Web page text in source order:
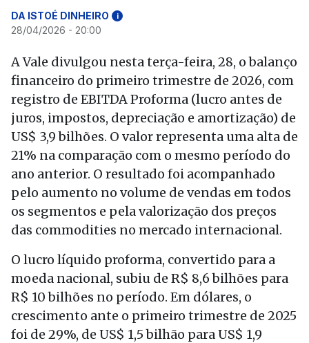
DA ISTOÉ DINHEIRO i
28/04/2026 - 20:00
A Vale divulgou nesta terça-feira, 28, o balanço
financeiro do primeiro trimestre de 2026, com
registro de EBITDA Proforma (lucro antes de
juros, impostos, depreciação e amortização) de
US$ 3,9 bilhões. O valor representa uma alta de
21% na comparação com o mesmo período do
ano anterior. O resultado foi acompanhado
pelo aumento no volume de vendas em todos
os segmentos e pela valorização dos preços
das commodities no mercado internacional.
O lucro líquido proforma, convertido para a
moeda nacional, subiu de R$ 8,6 bilhões para
R$ 10 bilhões no período. Em dólares, o
crescimento ante o primeiro trimestre de 2025
foi de 29%, de US$ 1,5 bilhão para US$ 1,9